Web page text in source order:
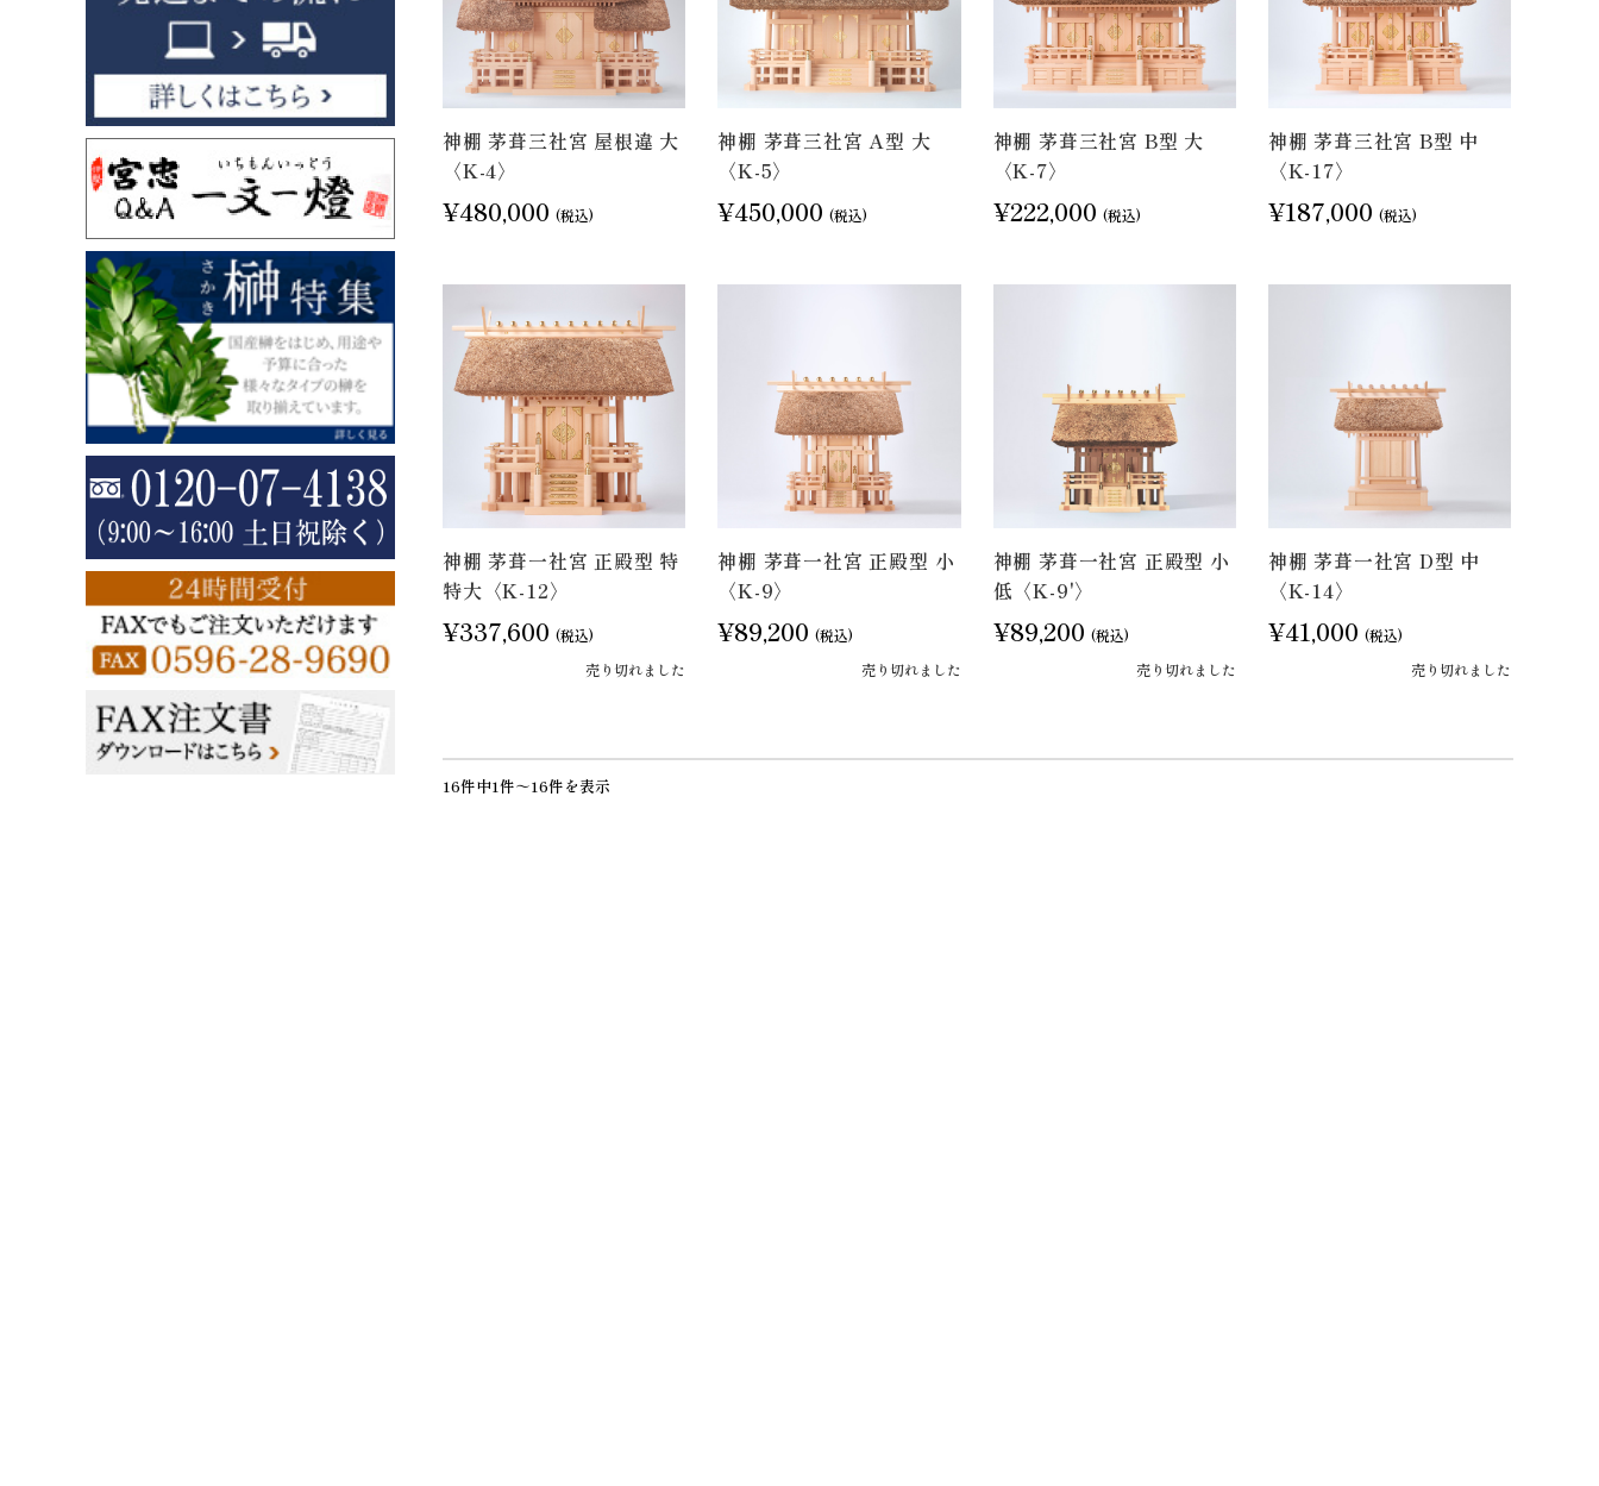
神棚 茅葺三社宮 屋根違 大
〈K-4〉
¥480,000 (税込)
神棚 茅葺三社宮 A型 大
〈K-5〉
¥450,000 (税込)
神棚 茅葺三社宮 B型 大
〈K-7〉
¥222,000 (税込)
神棚 茅葺三社宮 B型 中
〈K-17〉
¥187,000 (税込)
神棚 茅葺一社宮 正殿型 特
特大〈K-12〉
¥337,600 (税込)
売り切れました
神棚 茅葺一社宮 正殿型 小
〈K-9〉
¥89,200 (税込)
売り切れました
神棚 茅葺一社宮 正殿型 小
低〈K-9'〉
¥89,200 (税込)
売り切れました
神棚 茅葺一社宮 D型 中
〈K-14〉
¥41,000 (税込)
売り切れました
16件中1件～16件を表示